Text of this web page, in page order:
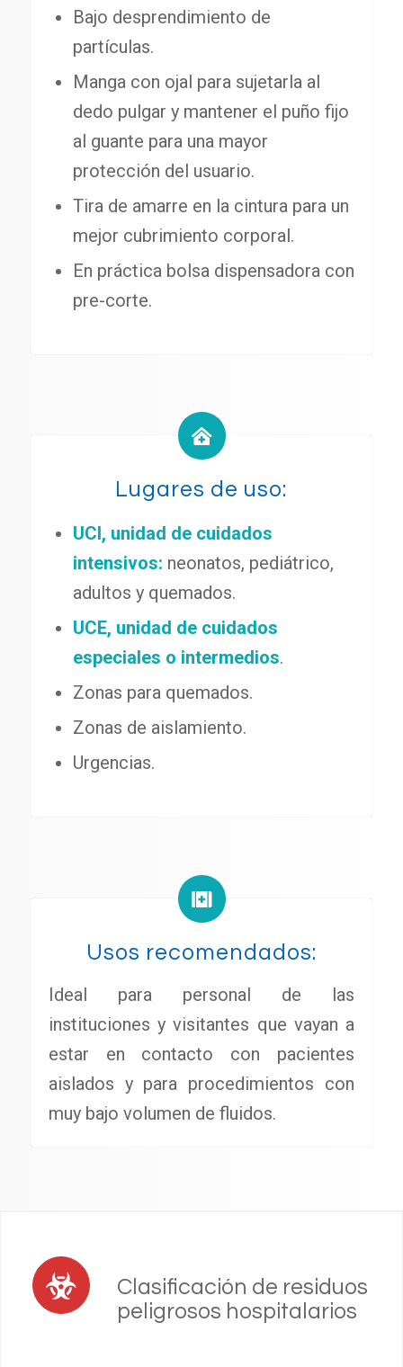
Bajo desprendimiento de
partículas.
Manga con ojal para sujetarla al
dedo pulgar y mantener el puño fijo
al guante para una mayor
protección del usuario.
Tira de amarre en la cintura para un
mejor cubrimiento corporal.
En práctica bolsa dispensadora con
pre-corte.
Lugares de uso:
UCI, unidad de cuidados
intensivos: neonatos, pediátrico,
adultos y quemados.
UCE, unidad de cuidados
especiales o intermedios.
Zonas para quemados.
Zonas de aislamiento.
Urgencias.
Usos recomendados:
Ideal para personal de las
instituciones y visitantes que vayan a
estar en contacto con pacientes
aislados y para procedimientos con
muy bajo volumen de fluidos.
Clasificación de residuos
peligrosos hospitalarios